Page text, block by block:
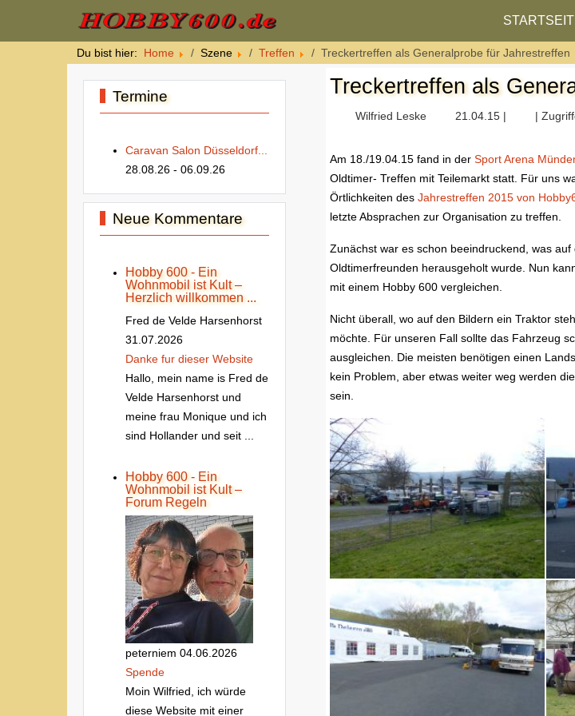
Du bist hier: Home Szene Treffen Treckertreffen als Generalprobe für Jahrestreffen
Termine
Caravan Salon Düsseldorf...
28.08.26 - 06.09.26
Neue Kommentare
Hobby 600 - Ein
Wohnmobil ist Kult –
Herzlich willkommen ...
Fred de Velde Harsenhorst
31.07.2026
Danke fur dieser Website
Hallo, mein name is Fred de
Velde Harsenhorst und
meine frau Monique und ich
sind Hollander und seit ...
Hobby 600 - Ein
Wohnmobil ist Kult –
Forum Regeln
peterniem 04.06.2026
Spende
Moin Wilfried, ich würde
diese Website mit einer
Treckertreffen als
Wilfried Leske 21.04.15 | |
Am 18./19.04.15 fand in der Sport Arena
Oldtimer- Treffen mit Teilemarkt statt. Für uns
Örtlichkeiten des Jahrestreffen 2015 von
letzte Absprachen zur Organisation zu treffen.
Zunächst war es schon beeindruckend, was
Oldtimerfreunden herausgeholt wurde. Nun
mit einem Hobby 600 vergleichen.
Nicht überall, wo auf den Bildern ein Traktor
möchte. Für unseren Fall sollte das Fahrzeug
ausgleichen. Die meisten benötigen einen
kein Problem, aber etwas weiter weg werden
sein.